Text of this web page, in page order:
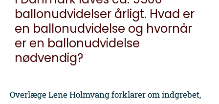
ballonudvidelser årligt. Hvad er
en ballonudvidelse og hvornår
er en ballonudvidelse
nødvendig?
Overlæge Lene Holmvang forklarer om indgrebet,